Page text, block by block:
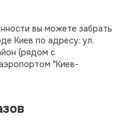
вы можете забрать
Киев по адресу: ул.
(рядом с
"Киев-